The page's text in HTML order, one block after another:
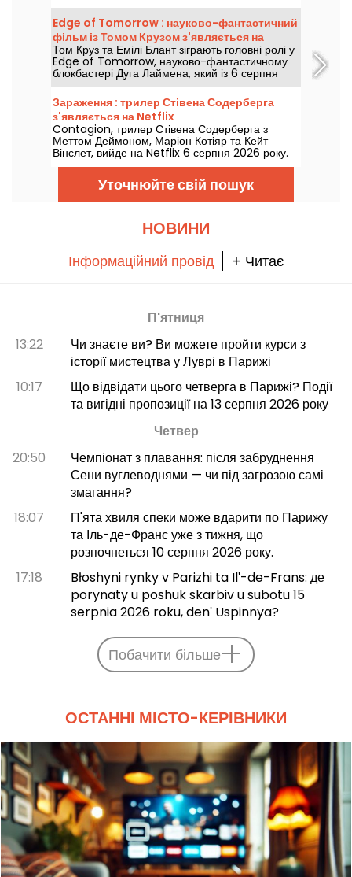
п’ятницю 7 серпня 2026 року о 21:06.
Edge of Tomorrow : науково-фантастичний
фільм із Томом Крузом з'являється на
Netflix
Том Круз та Емілі Блант зіграють головні ролі у
Edge of Tomorrow, науково-фантастичному
блокбастері Дуга Лаймена, який із 6 серпня
2026 року буде доступний на Netflix.
Зараження : трилер Стівена Содерберга
з'являється на Netflix
Contagion, трилер Стівена Содерберга з
Меттом Деймоном, Маріон Котіяр та Кейт
Вінслет, вийде на Netflix 6 серпня 2026 року.
Уточнюйте свій пошук
НОВИНИ
Інформаційний провід + Читає
П'ятниця
13:22
Чи знаєте ви? Ви можете пройти курси з
історії мистецтва у Луврі в Парижі
10:17
Що відвідати цього четверга в Парижі? Події
та вигідні пропозиції на 13 серпня 2026 року
Четвер
20:50
Чемпіонат з плавання: після забруднення
Сени вуглеводнями — чи під загрозою самі
змагання?
18:07
П'ята хвиля спеки може вдарити по Парижу
та Іль-де-Франс уже з тижня, що
розпочнеться 10 серпня 2026 року.
17:18
Błoshyni rynky v Parizhi ta Ilʹ-de-Frans: де
porynaty u poshuk skarbiv u subotu 15
serpnia 2026 roku, denʹ Uspinnya?
Побачити більше
ОСТАННІ МІСТО-КЕРІВНИКИ